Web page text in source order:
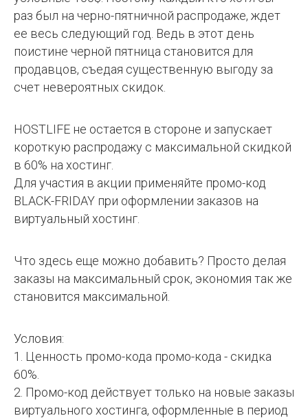
раз был на черно-пятничной распродаже, ждет
ее весь следующий год. Ведь в этот день
поистине черной пятница становится для
продавцов, съедая существенную выгоду за
счет невероятных скидок.
HOSTLIFE не остается в стороне и запускает
короткую распродажу с максимальной скидкой
в 60% на хостинг.
Для участия в акции применяйте промо-код
BLACK-FRIDAY при оформлении заказов на
виртуальный хостинг.
Что здесь еще можно добавить? Просто делая
заказы на максимальный срок, экономия так же
становится максимальной.
Условия:
1. Ценность промо-кода промо-кода - скидка
60%.
2. Промо-код действует только на новые заказы
виртуального хостинга, оформленные в период